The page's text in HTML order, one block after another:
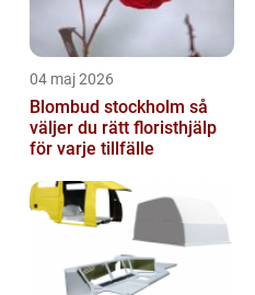
04 maj 2026
Blombud stockholm så
väljer du rätt floristhjälp
för varje tillfälle